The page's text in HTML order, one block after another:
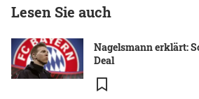
Lesen Sie auch
Nagelsmann erklärt:
Deal